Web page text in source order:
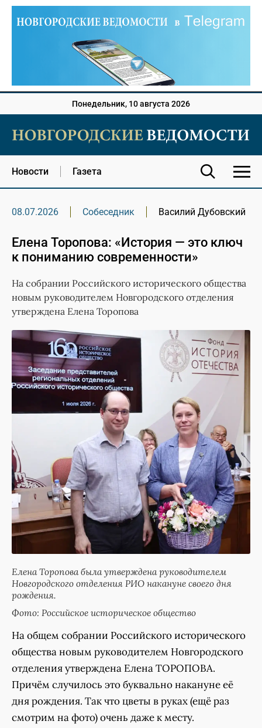
Понедельник, 10 августа 2026
Новости Газета
08.07.2026 Собеседник Василий Дубовский
Елена Торопова: «История — это ключ
к пониманию современности»
На собрании Российского исторического общества
новым руководителем Новгородского отделения
утверждена Елена Торопова
Елена Торопова была утверждена руководителем
Новгородского отделения РИО накануне своего дня
рождения.
Фото: Российское историческое общество
На общем собрании Российского исторического
общества новым руководителем Новгородского
отделения утверждена Елена ТОРОПОВА.
Причём случилось это буквально накануне её
дня рождения. Так что цветы в руках (ещё раз
смотрим на фото) очень даже к месту.